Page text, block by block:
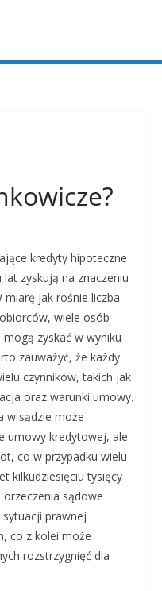
kredyty hipoteczne
zyskują na znaczeniu
jak rośnie liczba
wiele osób
zyskać w wyniku
zauważyć, że każdy
czynników, takich jak
oraz warunki umowy.
w sądzie może
umowy kredytowej, ale
co w przypadku wielu
kilkudziesięciu tysięcy
sądowe
prawnej
co z kolei może
rozstrzygnięć dla